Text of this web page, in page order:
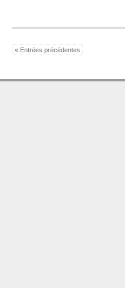
« Entrées précédentes